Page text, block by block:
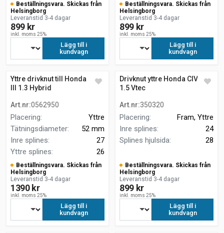
Beställningsvara. Skickas från
Helsingborg
Leveranstid 3-4 dagar
899 kr
inkl. moms 25%
Lägg till i
kundvagn
Beställningsvara. Skickas från
Helsingborg
Leveranstid 3-4 dagar
899 kr
inkl. moms 25%
Lägg till i
kundvagn
Yttre drivknut till Honda Jazz
III 1.3 Hybrid
Art.nr:0562950
Placering:
Yttre
Tätningsdiameter:
52 mm
Inre splines:
27
Yttre splines: 26
Beställningsvara. Skickas från
Helsingborg
Leveranstid 3-4 dagar
1390 kr
inkl. moms 25%
Lägg till i
kundvagn
Drivknut yttre Honda CIVIC X
1.5 Vtec
Art.nr:350320
Placering:
Fram, Yttre
Inre splines:
24
Splines hjulsida: 28
Beställningsvara. Skickas från
Helsingborg
Leveranstid 3-4 dagar
899 kr
inkl. moms 25%
Lägg till i
kundvagn